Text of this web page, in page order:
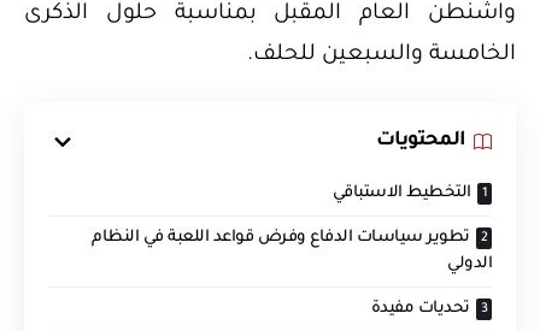
واشنطن العام المقبل بمناسبة حلول الذكرى
الخامسة والسبعين للحلف.
المحتويات
التخطيط الاستباقي
تطوير سياسات الدفاع وفرض قواعد اللعبة في النظام
الدولي
تحديات مفيدة